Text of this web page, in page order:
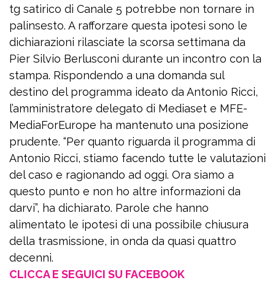
tg satirico di Canale 5 potrebbe non tornare in
palinsesto. A rafforzare questa ipotesi sono le
dichiarazioni rilasciate la scorsa settimana da
Pier Silvio Berlusconi durante un incontro con la
stampa. Rispondendo a una domanda sul
destino del programma ideato da Antonio Ricci,
l’amministratore delegato di Mediaset e MFE-
MediaForEurope ha mantenuto una posizione
prudente. “Per quanto riguarda il programma di
Antonio Ricci, stiamo facendo tutte le valutazioni
del caso e ragionando ad oggi. Ora siamo a
questo punto e non ho altre informazioni da
darvi”, ha dichiarato. Parole che hanno
alimentato le ipotesi di una possibile chiusura
della trasmissione, in onda da quasi quattro
decenni.
CLICCA E SEGUICI SU FACEBOOK